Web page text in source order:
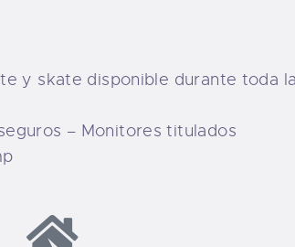
y skate disponible durante toda la
– Monitores titulados